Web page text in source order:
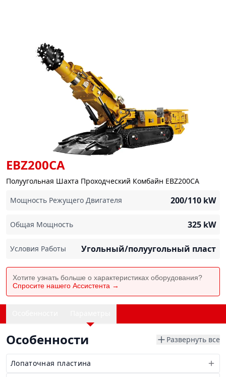
EBZ200CA
Полуугольная Шахта Проходческий Комбайн EBZ200CA
Мощность Режущего Двигателя
200/110 kW
Общая Мощность 325 kW
Условия Работы Угольный/полуугольный пласт
Хотите узнать больше о характеристиках оборудования?
Спросите нашего Ассистента →
Особенности Развернуть все
Лопаточная пластина